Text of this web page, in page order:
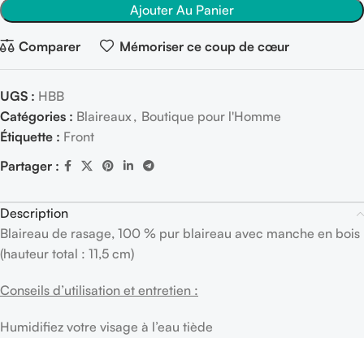
Ajouter Au Panier
Comparer Mémoriser ce coup de cœur
UGS : HBB
Catégories : Blaireaux, Boutique pour l'Homme
Étiquette : Front
Partager :
Description
Blaireau de rasage, 100 % pur blaireau avec manche en bois
(hauteur total : 11,5 cm)
Conseils d’utilisation et entretien :
Humidifiez votre visage à l’eau tiède